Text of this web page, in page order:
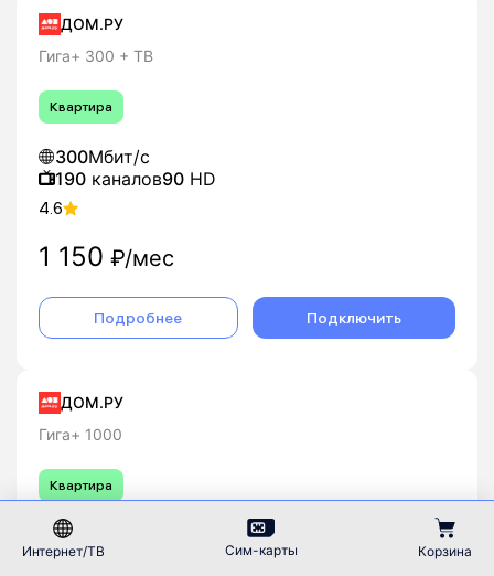
ДОМ.РУ
Гига+ 300 + ТВ
Квартира
300Мбит/с
190 каналов90 HD
4.6
1 150 ₽/мес
Подробнее Подключить
ДОМ.РУ
Гига+ 1000
Квартира
1000
4.6
Интернет/ТВ Сим-карты Корзина